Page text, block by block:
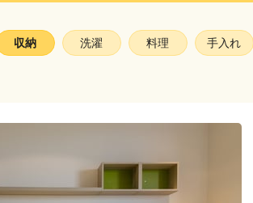
収納 洗濯 料理 手入れ